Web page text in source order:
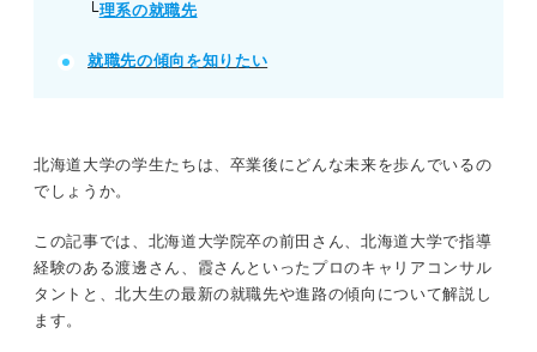
└理系の就職先
就職先の傾向を知りたい
北海道大学の学生たちは、卒業後にどんな未来を歩んでいるの
でしょうか。
この記事では、北海道大学院卒の前田さん、北海道大学で指導
経験のある渡邊さん、霞さんといったプロのキャリアコンサル
タントと、北大生の最新の就職先や進路の傾向について解説し
ます。